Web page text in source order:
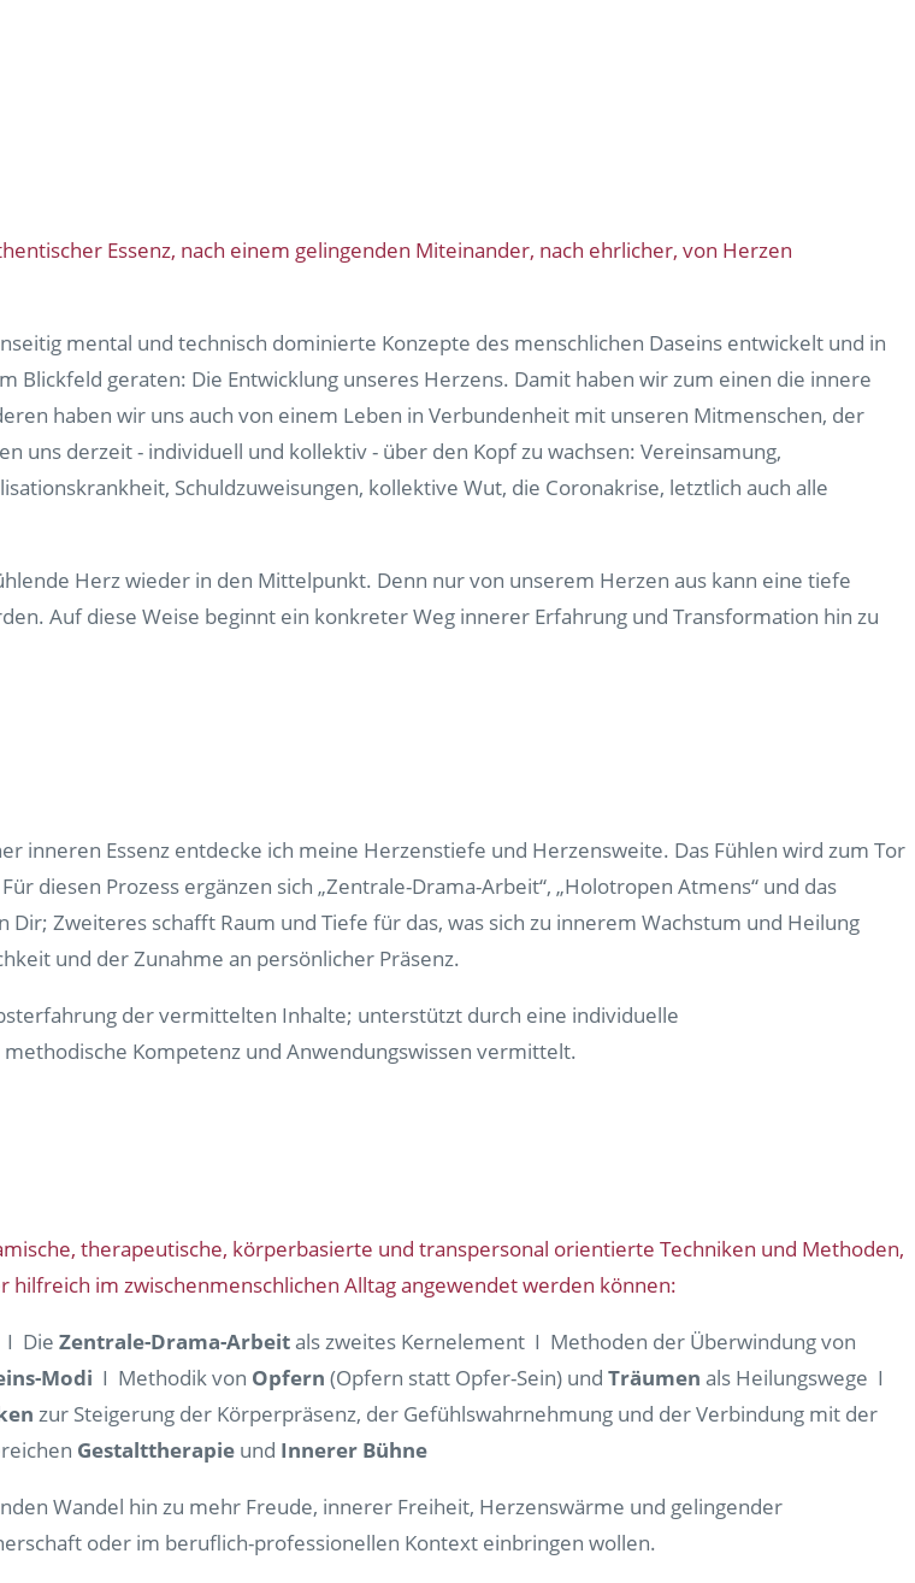
Essenz, nach einem gelingenden Miteinander, nach ehrlicher, von Herzen
mental und technisch dominierte Konzepte des menschlichen Daseins entwickelt und in
Blickfeld geraten: Die Entwicklung unseres Herzens. Damit haben wir zum einen die innere
haben wir uns auch von einem Leben in Verbundenheit mit unseren Mitmenschen, der
uns derzeit - individuell und kollektiv - über den Kopf zu wachsen: Vereinsamung,
Schuldzuweisungen, kollektive Wut, die Coronakrise, letztlich auch alle
Herz wieder in den Mittelpunkt. Denn nur von unserem Herzen aus kann eine tiefe
Auf diese Weise beginnt ein konkreter Weg innerer Erfahrung und Transformation hin zu
inneren Essenz entdecke ich meine Herzenstiefe und Herzensweite. Das Fühlen wird zum Tor
diesen Prozess ergänzen sich „Zentrale-Drama-Arbeit“, „Holotropen Atmens“ und das
Zweiteres schafft Raum und Tiefe für das, was sich zu innerem Wachstum und Heilung
und der Zunahme an persönlicher Präsenz.
der vermittelten Inhalte; unterstützt durch eine individuelle
Kompetenz und Anwendungswissen vermittelt.
therapeutische, körperbasierte und transpersonal orientierte Techniken und Methoden,
im zwischenmenschlichen Alltag angewendet werden können:
I Die Zentrale-Drama-Arbeitals zweites Kernelement I Methoden der Überwindung von
Modi I Methodik von Opfern (Opfern statt Opfer-Sein) und Träumen als Heilungswege I
zur Steigerung der Körperpräsenz, der Gefühlswahrnehmung und der Verbindung mit der
Gestalttherapie und Innerer Bühne
Wandel hin zu mehr Freude, innerer Freiheit, Herzenswärme und gelingender
oder im beruflich-professionellen Kontext einbringen wollen.